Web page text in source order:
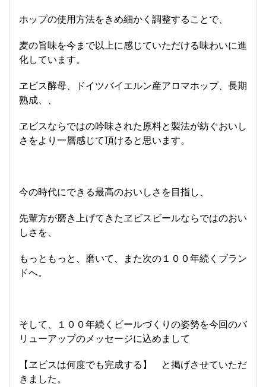
ホップの使用方法をきめ細かく調整することで、
麦の旨味を今まで以上に感じていただける味わいに進
化しています。
ヱビス酵母、ドイツバイエルン産アロマホップ、長期
熟成、、
ヱビスならではの吟味された原料と製法が紡ぐおいし
さをより一層感じて頂けると思います。
今の時代にできる最高のおいしさを目指し、
先輩方が磨き上げてきたヱビスビールならではのおい
しさを、
もっともっと、磨いて、また次の１００年続くブラン
ドへ。
そして、１００年続くビールづくりの姿勢を今回のバ
リューアップのメッセージに込めまして
【ヱビスは何度でも完成する】 と掲げさせていただ
きました。